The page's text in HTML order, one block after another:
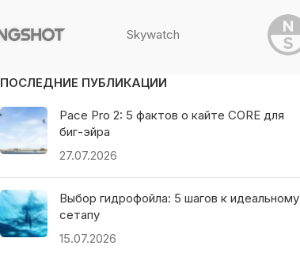
Skywatch
ПОСЛЕДНИЕ ПУБЛИКАЦИИ
Pace Pro 2: 5 фактов о кайте CORE для
биг-эйра
27.07.2026
Выбор гидрофойла: 5 шагов к идеальному
сетапу
15.07.2026